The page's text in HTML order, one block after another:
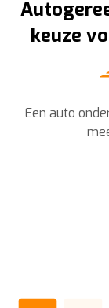
keuze
Een auto